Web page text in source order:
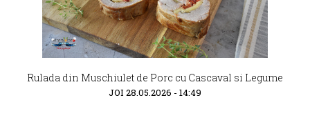
Rulada din Muschiulet de Porc cu Cascaval si Legume
JOI 28.05.2026 - 14:49